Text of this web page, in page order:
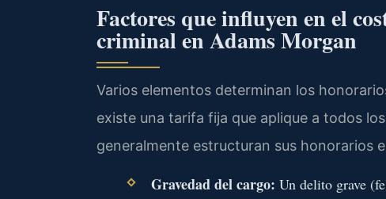
Factores que influyen en el
criminal en Adams Morgan
Varios elementos determinan los
existe una tarifa fija que aplique a todos
generalmente estructuran sus honorarios
Gravedad del cargo: Un delito grave